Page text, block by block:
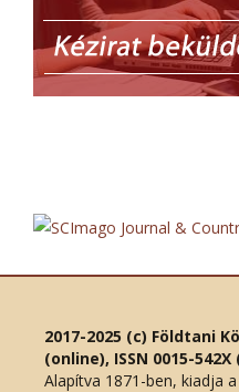
2017-2025 (c) Földtani
(online), ISSN 0015-
Alapítva 1871-ben, kiadja a